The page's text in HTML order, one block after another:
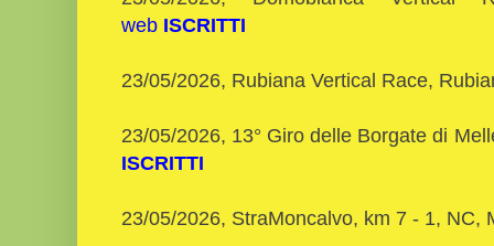
web ISCRITTI
23/05/2026, Rubiana Vertical Race,
23/05/2026, 13° Giro delle Borgate di
ISCRITTI
23/05/2026, StraMoncalvo, km 7 - 1, NC,